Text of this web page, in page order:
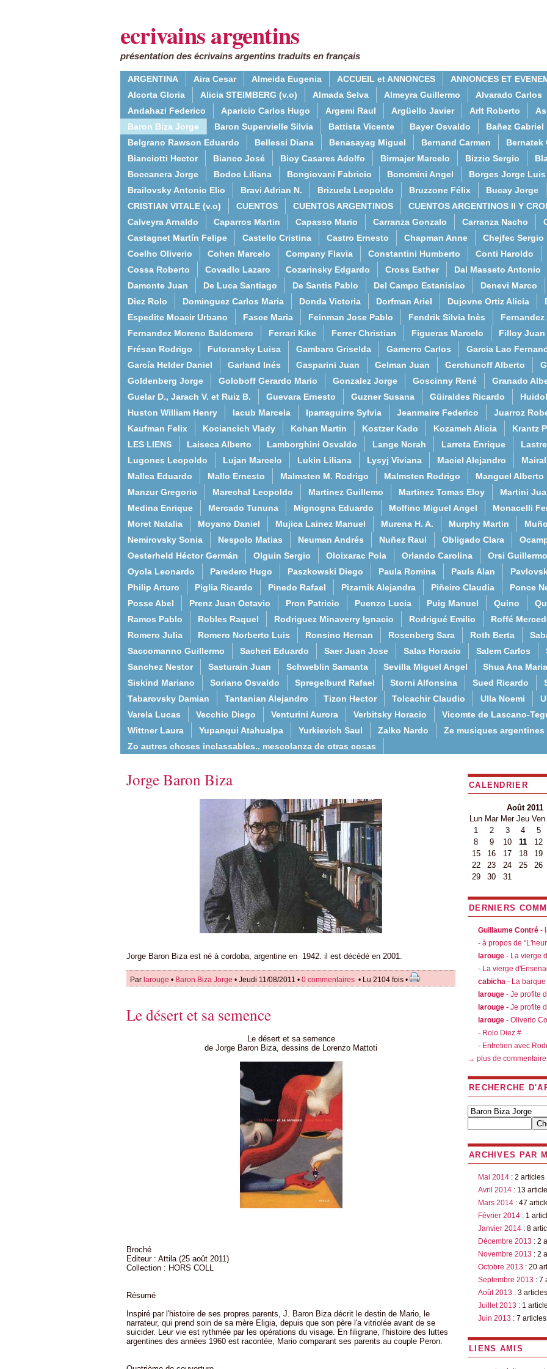
ecrivains argentins
présentation des écrivains argentins traduits en français
ARGENTINA Aira Cesar Almeida Eugenia ACCUEIL et ANNONCES
ANNONCES ET
Alcorta Gloria
Alicia STEIMBERG (v.o) Almada Selva Almeyra Guillermo
Alvarado Carlos
Andahazi Federico
Aparicio Carlos Hugo Argemi Raul Argüello Javier Arlt Roberto
Baron Biza Jorge
Baron Supervielle Silvia Battista Vicente Bayer Osvaldo
Bañez Gabriel
Belgrano Rawson Eduardo
Bellessi Diana Benasayag Miguel Bernand Carmen
Bernatek
Bianciotti Hector
Bianco José Bioy Casares Adolfo Birmajer Marcelo Bizzio Sergio
Boccanera Jorge
Bodoc Liliana Bongiovani Fabricio Bonomini Angel
Borges Jorge Luis
Brailovsky Antonio Elio
Bravi Adrian N. Brizuela Leopoldo Bruzzone Félix
Bucay Jorge
CRISTIAN VITALE (v.o)
CUENTOS CUENTOS ARGENTINOS
CUENTOS ARGENTINOS II Y
Calveyra Arnaldo
Caparros Martin Capasso Mario Carranza Gonzalo Carranza Nacho
Castagnet Martín Felipe
Castello Cristina Castro Ernesto Chapman Anne
Chejfec Sergio
Coelho Oliverio
Cohen Marcelo Company Flavia Constantini Humberto
Conti Haroldo
Cossa Roberto
Covadlo Lazaro Cozarinsky Edgardo Cross Esther
Dal Masseto Antonio
Damonte Juan
De Luca Santiago De Santis Pablo Del Campo Estanislao
Denevi Marco
Diez Rolo
Dominguez Carlos Maria Donda Victoria Dorfman Ariel Dujovne Ortiz Alicia
Espedite Moacir Urbano
Fasce Maria Feinman Jose Pablo Fendrik Silvia Inès
Fernandez
Fernandez Moreno Baldomero
Ferrari Kike Ferrer Christian Figueras Marcelo
Filloy Juan
Frésan Rodrigo
Futoransky Luisa Gambaro Griselda Gamerro Carlos
Garcia Lao
García Helder Daniel
Garland Inés Gasparini Juan Gelman Juan Gerchunoff Alberto
Goldenberg Jorge
Goloboff Gerardo Mario Gonzalez Jorge Goscinny René
Granado
Guelar D., Jarach V. et Ruiz B.
Guevara Ernesto Guzner Susana Güiraldes Ricardo
Huston William Henry
Iacub Marcela Iparraguirre Sylvia Jeanmaire Federico
Juarroz
Kaufman Felix
Kociancich Vlady Kohan Martin Kostzer Kado Kozameh Alicia
Krantz
LES LIENS
Laiseca Alberto Lamborghini Osvaldo Lange Norah Larreta Enrique
Lugones Leopoldo
Lujan Marcelo Lukin Liliana Lysyj Viviana Maciel Alejandro
Mallea Eduardo
Mallo Ernesto Malmsten M. Rodrigo Malmsten Rodrigo
Manguel Alberto
Manzur Gregorio
Marechal Leopoldo Martinez Guillemo Martinez Tomas Eloy
Martini
Medina Enrique
Mercado Tununa Mignogna Eduardo Molfino Miguel Angel
Monacelli
Moret Natalia
Moyano Daniel Mujica Lainez Manuel Murena H. A. Murphy Martin
Nemirovsky Sonia
Nespolo Matias Neuman Andrés Nuñez Raul Obligado Clara
Oesterheld Héctor Germán
Olguin Sergio Oloixarac Pola Orlando Carolina
Orsi Guillermo
Oyola Leonardo
Paredero Hugo Paszkowski Diego Paula Romina Pauls Alan
Philip Arturo
Piglia Ricardo Pinedo Rafael Pizarnik Alejandra Piñeiro Claudia
Ponce
Posse Abel
Prenz Juan Octavio Pron Patricio Puenzo Lucia Puig Manuel Quino
Ramos Pablo
Robles Raquel Rodriguez Minaverry Ignacio Rodrigué Emilio
Roffé
Romero Julia
Romero Norberto Luis Ronsino Hernan Rosenberg Sara Roth Berta
Saccomanno Guillermo
Sacheri Eduardo Saer Juan Jose Salas Horacio Salem Carlos
Sanchez Nestor
Sasturain Juan Schweblin Samanta Sevilla Miguel Angel
Shua Ana Maria
Siskind Mariano
Soriano Osvaldo Spregelburd Rafael Storni Alfonsina Sued Ricardo
Tabarovsky Damian
Tantanian Alejandro Tizon Hector Tolcachir Claudio Ulla Noemi
Varela Lucas
Vecchio Diego Venturini Aurora Verbitsky Horacio
Vicomte de Lascano-
Wittner Laura
Yupanqui Atahualpa Yurkievich Saul Zalko Nardo
Ze musiques argentines
Zo autres choses inclassables.. mescolanza de otras cosas
Jorge Baron Biza
Jorge Baron Biza est né à cordoba, argentine en 1942. il est décédé en 2001.
Par larouge • Baron Biza Jorge • Jeudi 11/08/2011 • 0 commentaires • Lu 2104 fois •
Le désert et sa semence
Le désert et sa semence
de Jorge Baron Biza, dessins de Lorenzo Mattoti
Broché
Editeur : Attila (25 août 2011)
Collection : HORS COLL
Résumé
Inspiré par l'histoire de ses propres parents, J. Baron Biza décrit le destin de Mario, le
narrateur, qui prend soin de sa mère Eligia, depuis que son père l'a vitriolée avant de se
suicider. Leur vie est rythmée par les opérations du visage. En filigrane, l'histoire des luttes
argentines des années 1960 est racontée, Mario comparant ses parents au couple Peron.
CALENDRIER
Août 2011
Lun Mar Mer Jeu Ven
1
2 3 4
5
8
9 10 11
12
15
16 17 18
19
22
23 24 25
26
29
30 31
DERNIERS
Guillaume Contré -
- à propos de
larouge - La vierge
- La vierge
cabicha - La
larouge - Je profite
larouge - Je profite
larouge - Oliverio
- Rolo Diez #
- Entretien avec
→ plus de
RECHERCHE
ARCHIVES PAR
Mai 2014 : 2 articles
Avril 2014 : 13
Mars 2014 : 47
Février 2014 : 1
Janvier 2014 : 8
Décembre 2013 : 2
Novembre 2013 : 2
Octobre 2013 : 20
Septembre 2013 : 7
Août 2013 : 3 articles
Juillet 2013 : 1
Juin 2013 : 7 articles
LIENS AMIS